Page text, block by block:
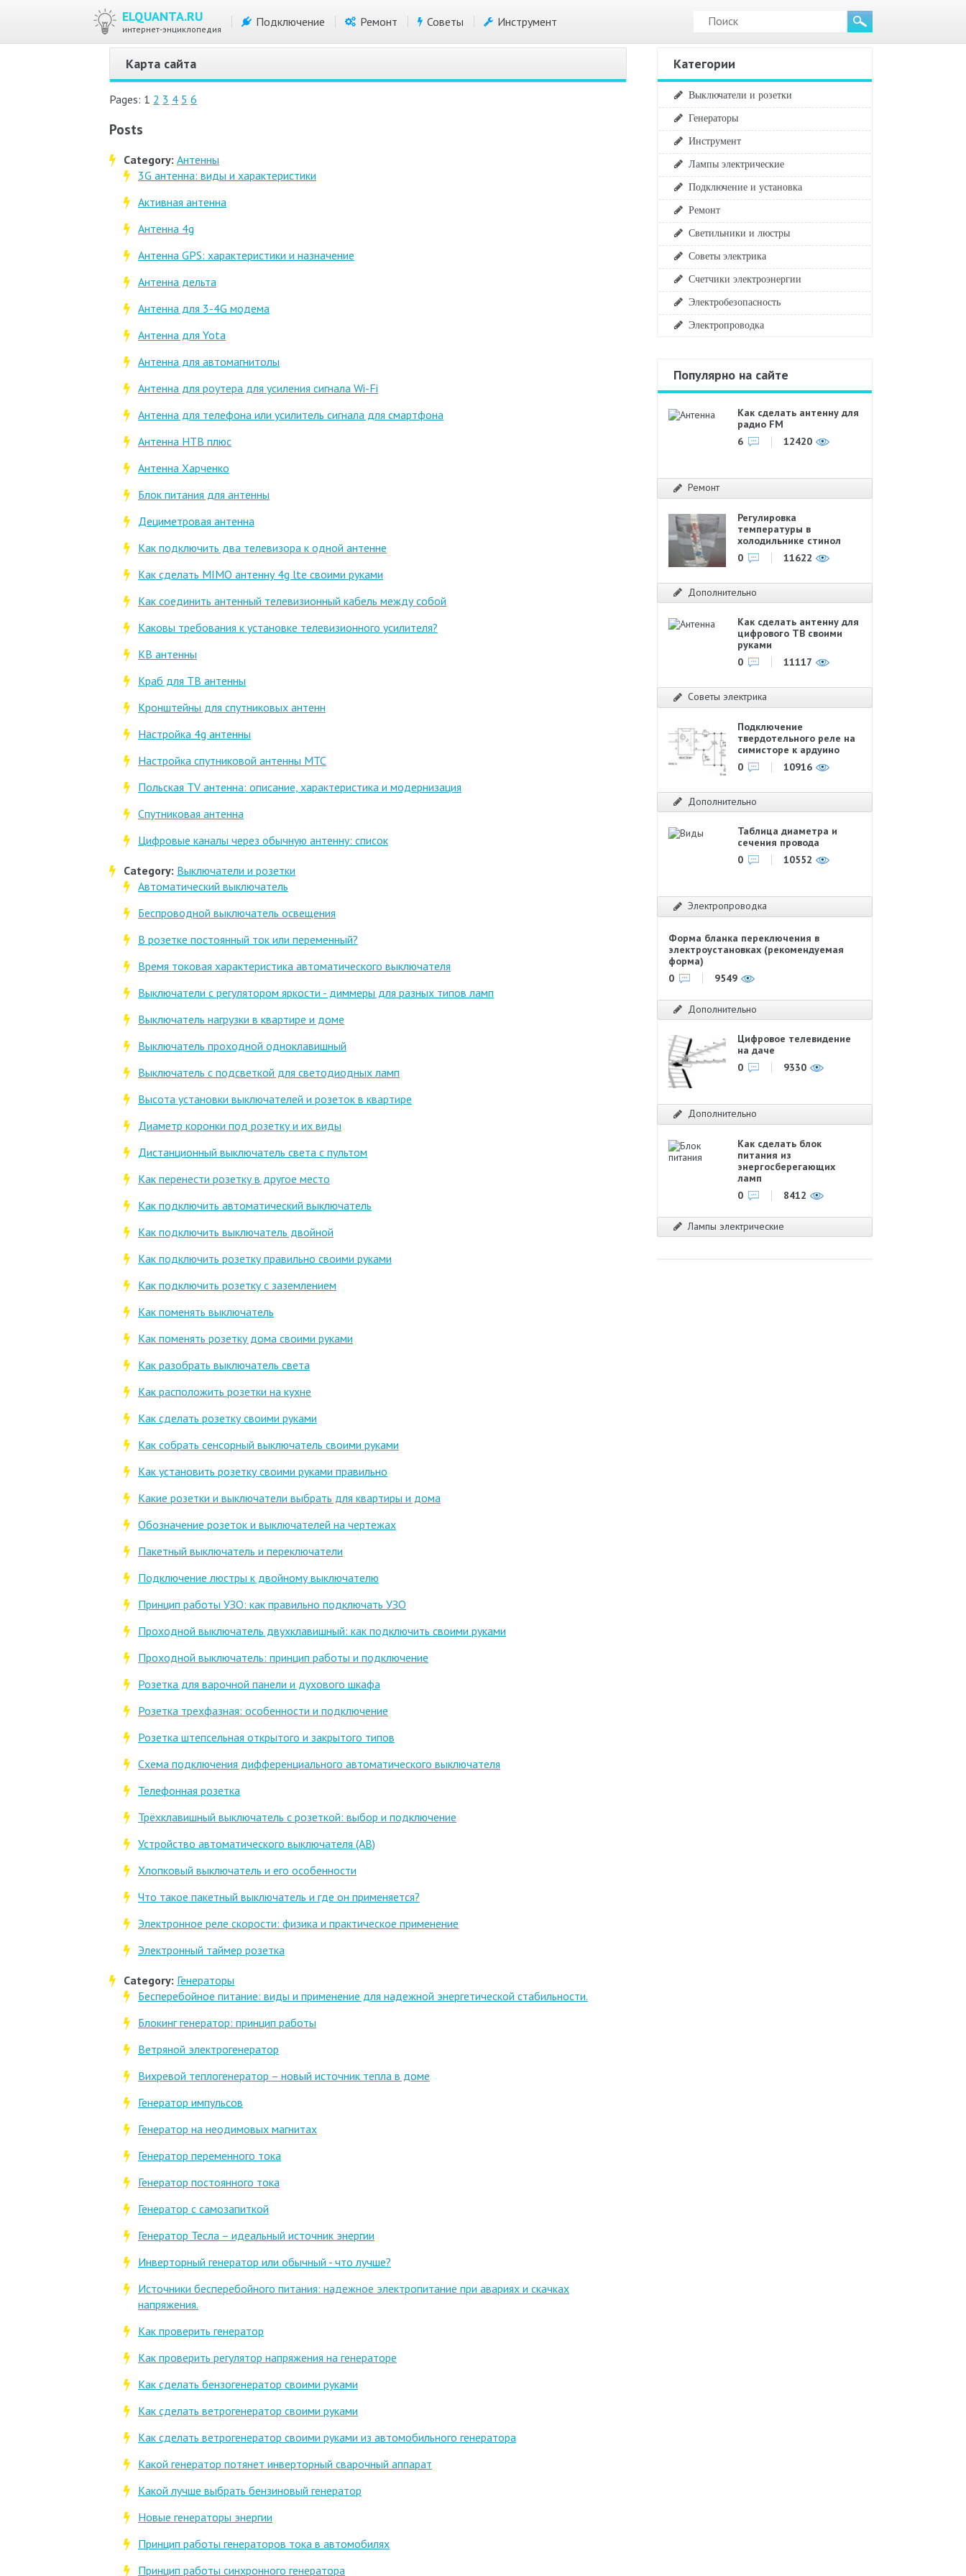
ELQUANTA.RU
интернет-энциклопедия
Подключение Ремонт Советы Инструмент
Карта сайта
Pages: 1 2 3 4 5 6
Posts
Category: Антенны
3G антенна: виды и характеристики
Активная антенна
Антенна 4g
Антенна GPS: характеристики и назначение
Антенна дельта
Антенна для 3-4G модема
Антенна для Yota
Антенна для автомагнитолы
Антенна для роутера для усиления сигнала Wi-Fi
Антенна для телефона или усилитель сигнала для смартфона
Антенна НТВ плюс
Антенна Харченко
Блок питания для антенны
Дециметровая антенна
Как подключить два телевизора к одной антенне
Как сделать MIMO антенну 4g lte своими руками
Как соединить антенный телевизионный кабель между собой
Каковы требования к установке телевизионного усилителя?
КВ антенны
Краб для ТВ антенны
Кронштейны для спутниковых антенн
Настройка 4g антенны
Настройка спутниковой антенны МТС
Польская TV антенна: описание, характеристика и модернизация
Спутниковая антенна
Цифровые каналы через обычную антенну: список
Category: Выключатели и розетки
Автоматический выключатель
Беспроводной выключатель освещения
В розетке постоянный ток или переменный?
Время токовая характеристика автоматического выключателя
Выключатели с регулятором яркости - диммеры для разных типов ламп
Выключатель нагрузки в квартире и доме
Выключатель проходной одноклавишный
Выключатель с подсветкой для светодиодных ламп
Высота установки выключателей и розеток в квартире
Диаметр коронки под розетку и их виды
Дистанционный выключатель света с пультом
Как перенести розетку в другое место
Как подключить автоматический выключатель
Как подключить выключатель двойной
Как подключить розетку правильно своими руками
Как подключить розетку с заземлением
Как поменять выключатель
Как поменять розетку дома своими руками
Как разобрать выключатель света
Как расположить розетки на кухне
Как сделать розетку своими руками
Как собрать сенсорный выключатель своими руками
Как установить розетку своими руками правильно
Какие розетки и выключатели выбрать для квартиры и дома
Обозначение розеток и выключателей на чертежах
Пакетный выключатель и переключатели
Подключение люстры к двойному выключателю
Принцип работы УЗО: как правильно подключать УЗО
Проходной выключатель двухклавишный: как подключить своими руками
Проходной выключатель: принцип работы и подключение
Розетка для варочной панели и духового шкафа
Розетка трехфазная: особенности и подключение
Розетка штепсельная открытого и закрытого типов
Схема подключения дифференциального автоматического выключателя
Телефонная розетка
Трёхклавишный выключатель с розеткой: выбор и подключение
Устройство автоматического выключателя (АВ)
Хлопковый выключатель и его особенности
Что такое пакетный выключатель и где он применяется?
Электронное реле скорости: физика и практическое применение
Электронный таймер розетка
Category: Генераторы
Бесперебойное питание: виды и применение для надежной энергетической стабильности.
Блокинг генератор: принцип работы
Ветряной электрогенератор
Вихревой теплогенератор – новый источник тепла в доме
Генератор импульсов
Генератор на неодимовых магнитах
Генератор переменного тока
Генератор постоянного тока
Генератор с самозапиткой
Генератор Тесла – идеальный источник энергии
Инверторный генератор или обычный - что лучше?
Источники бесперебойного питания: надежное электропитание при авариях и скачках
напряжения.
Как проверить генератор
Как проверить регулятор напряжения на генераторе
Как сделать бензогенератор своими руками
Как сделать ветрогенератор своими руками
Как сделать ветрогенератор своими руками из автомобильного генератора
Какой генератор потянет инверторный сварочный аппарат
Какой лучше выбрать бензиновый генератор
Новые генераторы энергии
Принцип работы генераторов тока в автомобилях
Принцип работы синхронного генератора
Категории
Выключатели и розетки
Генераторы
Инструмент
Лампы электрические
Подключение и установка
Ремонт
Светильники и люстры
Советы электрика
Счетчики электроэнергии
Электробезопасность
Электропроводка
Популярно на сайте
Как сделать антенну для
радио FM
6
12420
Ремонт
Регулировка
температуры в
холодильнике стинол
0
11622
Дополнительно
Как сделать антенну для
цифрового ТВ своими
руками
0
11117
Советы электрика
Подключение
твердотельного реле на
симисторе к ардуино
0
10916
Дополнительно
Таблица диаметра и
сечения провода
0
10552
Электропроводка
Форма бланка переключения в
электроустановках (рекомендуемая
форма)
0
9549
Дополнительно
Цифровое телевидение
на даче
0
9330
Дополнительно
Как сделать блок
питания из
энергосберегающих
ламп
0
8412
Лампы электрические